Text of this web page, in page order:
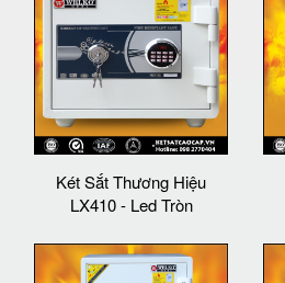
Két Sắt Thương Hiệu
LX410 - Led Tròn